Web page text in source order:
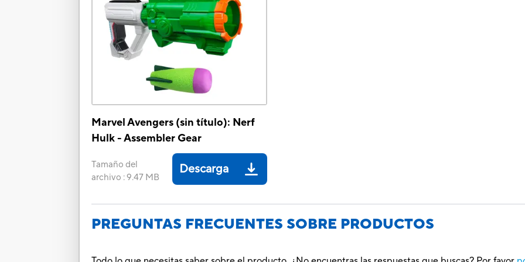
Marvel Avengers (sin título): Nerf
Hulk - Assembler Gear
Tamaño del
archivo :9.47 MB
Descarga
PREGUNTAS FRECUENTES SOBRE PRODUCTOS